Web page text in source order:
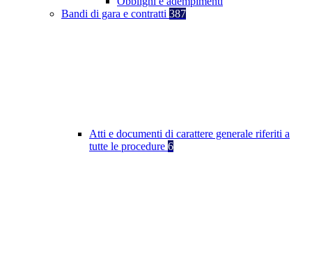
Bandi di gara e contratti 387
Atti e documenti di carattere generale riferiti a
tutte le procedure 6